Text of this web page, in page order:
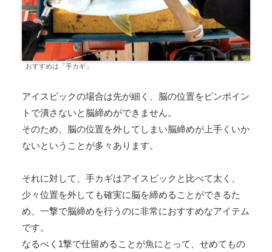
おすすめは「手カギ」
アイスピックの場合は先が細く、脳の位置をピンポイン
トで潰さないと脳締めができません。
そのため、脳の位置を外してしまい脳締めが上手くいか
ないということが多々あります。
それに対して、手カギはアイスピックと比べて太く、
少々位置を外しても確実に脳を締めることができるた
め、一撃で脳締めを行うのに非常におすすめなアイテム
です。
なるべく1撃で仕留めることが魚にとって、せめてもの